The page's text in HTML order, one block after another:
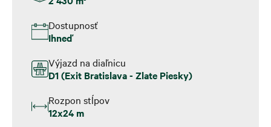
Dostupnosť
Ihneď
Výjazd na diaľnicu
D1 (Exit Bratislava - Zlate Piesky)
Rozpon stĺpov
12x24 m